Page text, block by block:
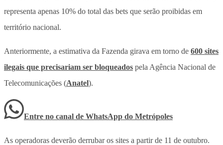
representa apenas 10% do total das bets que serão proibidas em
território nacional.
Anteriormente, a estimativa da Fazenda girava em torno de 600 sites
ilegais que precisariam ser bloqueados pela Agência Nacional de
Telecomunicações (Anatel).
Entre no canal de WhatsApp do Metrópoles
As operadoras deverão derrubar os sites a partir de 11 de outubro.